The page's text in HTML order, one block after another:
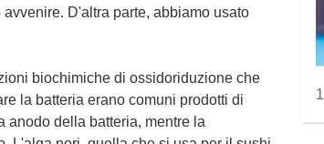
D'altra parte, abbiamo usato
biochimiche di ossidoriduzione che
la batteria erano comuni prodotti di
anodo della batteria, mentre la